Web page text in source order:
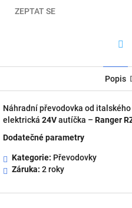
ZEPTAT SE
Popis
Náhradní převodovka od italského
elektrická 24Vautíčka – Ranger
Dodatečné parametry
Kategorie: Převodovky
Záruka: 2 roky